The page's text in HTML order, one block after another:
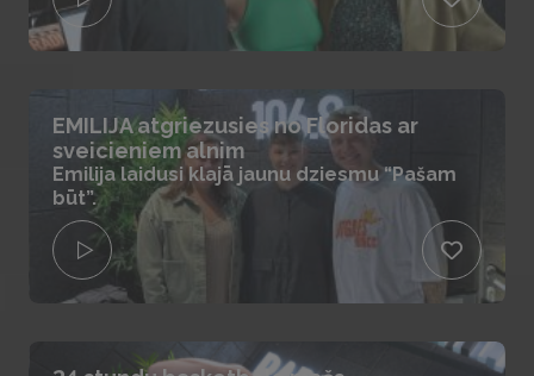
EMILIJA atgriezusies no Floridas ar
sveicieniem alnim
Emilija laidusi klajā jaunu dziesmu “Pašam
būt”.